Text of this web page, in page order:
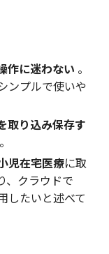
作に迷わない 。
ンプルで使いや
取り込み保存す
児在宅医療に取
、クラウドで
したいと述べて